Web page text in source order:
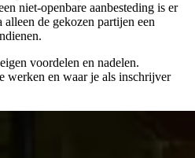
niet-openbare aanbesteding is er
alleen de gekozen partijen een
voordelen en nadelen.
werken en waar je als inschrijver